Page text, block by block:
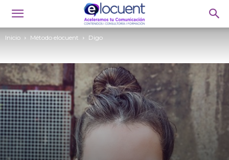
Inicio Método elocuent Digo